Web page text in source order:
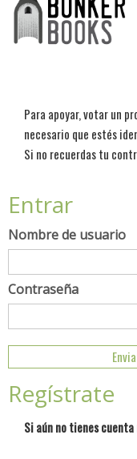
Para apoyar, votar un
necesario que estés
Si no recuerdas tu
Entrar
Nombre de usuario
Contraseña
Regístrate
Si aún no tienes